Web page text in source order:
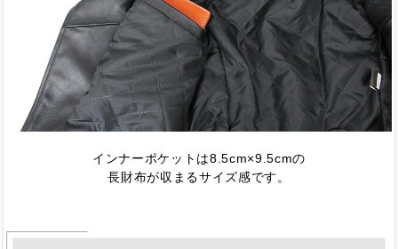
インナーポケットは8.5cm×9.5cmの
長財布が収まるサイズ感です。